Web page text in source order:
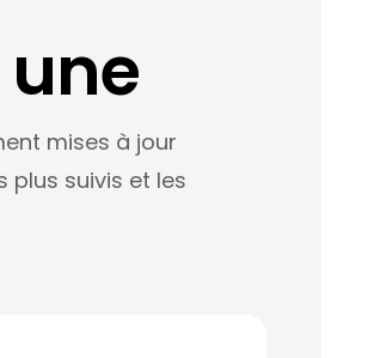
mises à jour
plus suivis et les